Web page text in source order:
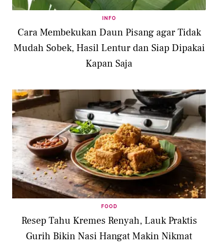
INFO
Cara Membekukan Daun Pisang agar Tidak
Mudah Sobek, Hasil Lentur dan Siap Dipakai
Kapan Saja
FOOD
Resep Tahu Kremes Renyah, Lauk Praktis
Gurih Bikin Nasi Hangat Makin Nikmat